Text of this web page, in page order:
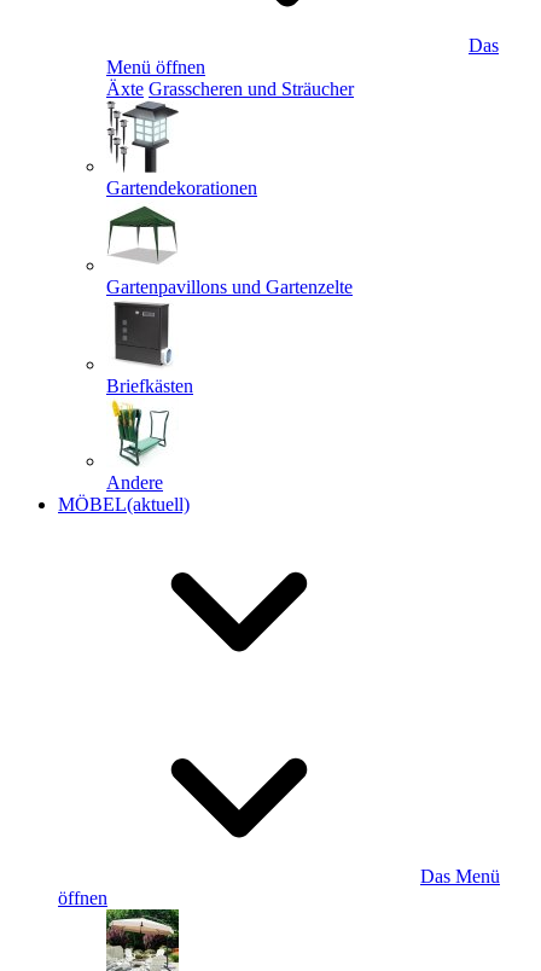
Das
Menü öffnen
Äxte Grasscheren und Sträucher
Gartendekorationen
Gartenpavillons und Gartenzelte
Briefkästen
Andere
MÖBEL(aktuell)
Das Menü
öffnen